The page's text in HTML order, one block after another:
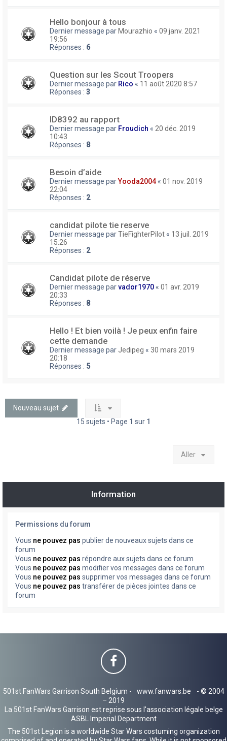
Hello bonjour à tous
Dernier message par Mourazhio « 09 janv. 2021
19:56
Réponses : 6
Question sur les Scout Troopers
Dernier message par Rico « 11 août 2020 8:57
Réponses : 3
ID8392 au rapport
Dernier message par Froudich « 20 déc. 2019
10:43
Réponses : 8
Besoin d’aide
Dernier message parYooda2004 « 01 nov. 2019
22:04
Réponses : 2
candidat pilote tie reserve
Dernier message parTieFighterPilot « 13 juil. 2019
15:26
Réponses : 2
Candidat pilote de réserve
Dernier message parvador1970 « 01 avr. 2019
20:33
Réponses : 8
Hello ! Et bien voilà ! Je peux enfin faire
cette demande
Dernier message par Jedipeg « 30 mars 2019
20:18
Réponses : 5
Nouveau sujet
15 sujets • Page 1 sur 1
Aller
Information
Permissions du forum
Vous ne pouvez pas publier de nouveaux sujets dans ce
forum
Vous ne pouvez pas répondre aux sujets dans ce forum
Vous ne pouvez pas modifier vos messages dans ce forum
Vous ne pouvez pas supprimer vos messages dans ce forum
Vous ne pouvez pas transférer de pièces jointes dans ce
forum
501st FanWars Garrison South Belgium - www.fanwars.be
- © 2004
– 2019
La 501st FanWars Garrison est reprise sous l'association légale belge
ASBL Imperial Department
The 501st Legion is a worldwide Star Wars costuming organization